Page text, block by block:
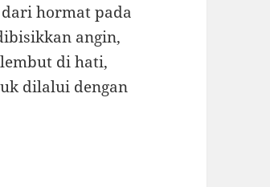
hormat pada
angin,
di hati,
dilalui dengan